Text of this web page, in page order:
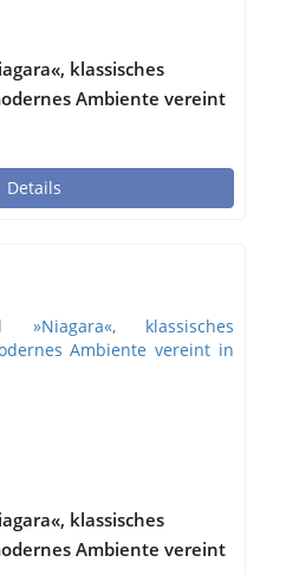
klassisches
Ambiente vereint
Details
klassisches
Ambiente vereint